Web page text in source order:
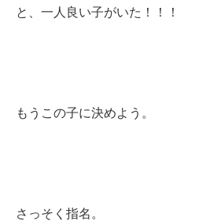
と、一人良い子がいた！！！
もうこの子に決めよう。
さっそく指名。